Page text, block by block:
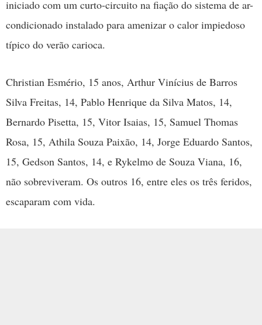
iniciado com um curto-circuito na fiação do sistema de ar-
condicionado instalado para amenizar o calor impiedoso
típico do verão carioca.
Christian Esmério, 15 anos, Arthur Vinícius de Barros
Silva Freitas, 14, Pablo Henrique da Silva Matos, 14,
Bernardo Pisetta, 15, Vitor Isaias, 15, Samuel Thomas
Rosa, 15, Athila Souza Paixão, 14, Jorge Eduardo Santos,
15, Gedson Santos, 14, e Rykelmo de Souza Viana, 16,
não sobreviveram. Os outros 16, entre eles os três feridos,
escaparam com vida.